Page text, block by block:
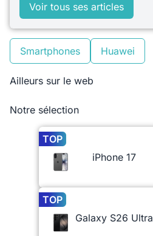
Voir tous ses articles
Smartphones Huawei
Ailleurs sur le web
Notre sélection
TOP
iPhone 17
TOP
Galaxy S26 Ultra